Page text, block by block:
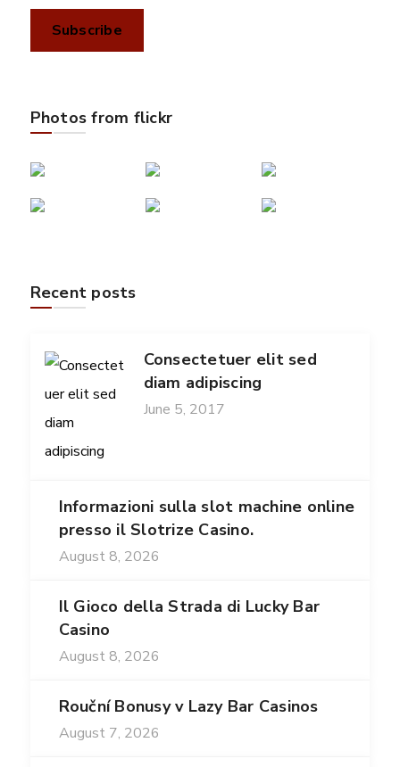
Photos from flickr
Recent posts
Consectetuer elit sed
diam adipiscing
June 5, 2017
Informazioni sulla slot machine online
presso il Slotrize Casino.
August 8, 2026
Il Gioco della Strada di Lucky Bar
Casino
August 8, 2026
Rouční Bonusy v Lazy Bar Casinos
August 7, 2026